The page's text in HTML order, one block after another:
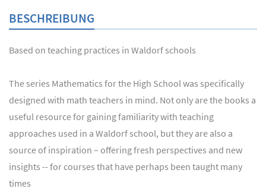
BESCHREIBUNG
Based on teaching practices in Waldorf schools
The series Mathematics for the High School was specifically
designed with math teachers in mind. Not only are the books a
useful resource for gaining familiarity with teaching
approaches used in a Waldorf school, but they are also a
source of inspiration – offering fresh perspectives and new
insights -- for courses that have perhaps been taught many
times